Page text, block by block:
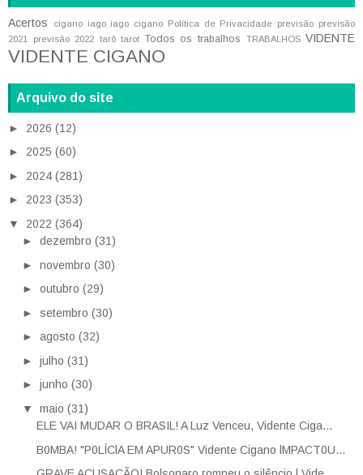
Acertos cigano iago iago cigano Política de Privacidade previsão previsão
2021
previsão 2022 tarô tarot Todos os trabalhos TRABALHOS VIDENTE
VIDENTE CIGANO
Arquivo do site
► 2026 (12)
► 2025 (60)
► 2024 (281)
► 2023 (353)
▼ 2022 (364)
► dezembro (31)
► novembro (30)
► outubro (29)
► setembro (30)
► agosto (32)
► julho (31)
► junho (30)
▼ maio (31)
ELE VAI MUDAR O BRASIL! A Luz Venceu, Vidente Ciga...
B0MBA! "P0LÍClA EM APUR0S" Vidente Cigano lMPACT0U...